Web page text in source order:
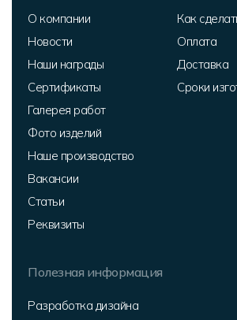
О компании
Новости
Наши награды
Сертификаты
Галерея работ
Фото изделий
Наше производство
Вакансии
Статьи
Реквизиты
Как
Оплата
Доставка
Сроки
Полезная информация
Разработка дизайна